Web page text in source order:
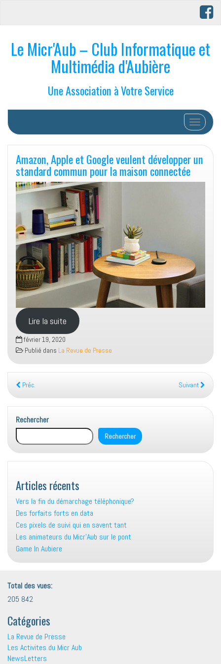
Le Micr'Aub – Club Informatique et
Multimédia d'Aubière
Une Association à Votre Service
Afficher/
Amazon, Apple et Google veulent développer un
standard commun pour la maison connectée
Lire la suite
février 19, 2020
Publié dans La Revue de Presse
Préc. Suivant
Rechercher
Rechercher
Articles récents
Vers la fin du démarchage téléphonique?
Des forfaits forts en data
Ces pixels de suivi qui en savent tant
Les animateurs du Micr’Aub sur le pont
Game In Aubiere
Total des vues:
205 842
Catégories
La Revue de Presse
Les Activites du Micr Aub
NewsLetters